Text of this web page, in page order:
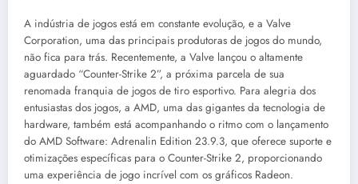
A indústria de jogos está em constante evolução, e a Valve
Corporation, uma das principais produtoras de jogos do mundo,
não fica para trás. Recentemente, a Valve lançou o altamente
aguardado “Counter-Strike 2”, a próxima parcela de sua
renomada franquia de jogos de tiro esportivo. Para alegria dos
entusiastas dos jogos, a AMD, uma das gigantes da tecnologia de
hardware, também está acompanhando o ritmo com o lançamento
do AMD Software: Adrenalin Edition 23.9.3, que oferece suporte e
otimizações específicas para o Counter-Strike 2, proporcionando
uma experiência de jogo incrível com os gráficos Radeon.